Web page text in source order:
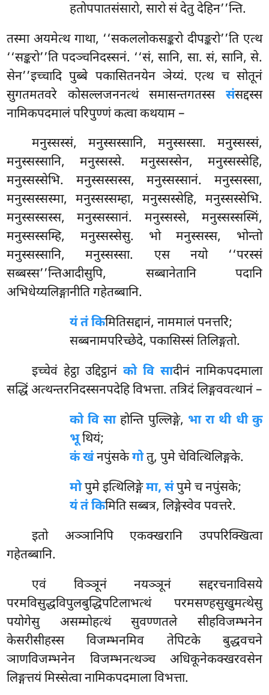
हतोपपातसंसारो, सारो सं देतु देहिन’’न्ति.
तस्मा अयमेत्थ गाथा, ‘‘सकललोकसङ्करो दीपङ्करो’’ति एत्थ
‘‘सङ्करो’’ति पदञ्चनिदस्सनं. ‘‘सं, सानि, सा. सं, सानि, से.
सेन’’इच्चादि पुब्बे पकासितनयेन ञेय्यं. एत्थ च सोतूनं
सुगतमतवरे कोसल्लजननत्थं समासन्तगतस्स संसद्दस्स
नामिकपदमालं परिपुण्णं कत्वा कथयाम –
मनुस्सस्सं, मनुस्सस्सानि, मनुस्सस्सा. मनुस्सस्सं,
मनुस्सस्सानि, मनुस्सस्से. मनुस्सस्सेन, मनुस्सस्सेहि,
मनुस्सस्सेभि. मनुस्सस्सस्स, मनुस्सस्सानं. मनुस्सस्सा,
मनुस्सस्सस्मा, मनुस्सस्सम्हा, मनुस्सस्सेहि, मनुस्सस्सेभि.
मनुस्सस्सस्स, मनुस्सस्सानं. मनुस्सस्से, मनुस्सस्सस्मिं,
मनुस्सस्सम्हि, मनुस्सस्सेसु. भो मनुस्सस्स, भोन्तो
मनुस्सस्सानि, मनुस्सस्सा. एस नयो ‘‘परस्सं
सब्बस्स’’न्तिआदीसुपि, सब्बानेतानि पदानि
अभिधेय्यलिङ्गानीति गहेतब्बानि.
यं तं किमितिसद्दानं, नाममालं पनत्तरि;
सब्बनामपरिच्छेदे, पकासिस्सं तिलिङ्गतो.
इच्चेवं हेट्ठा उद्दिट्ठानं को वि सादीनं नामिकपदमाला
सद्धिं अत्थन्तरनिदस्सनपदेहि विभत्ता. तत्रिदं लिङ्गववत्थानं –
को वि साहोन्ति पुल्लिङ्गे, भा रा थी धी कु
भूथियं;
कं खंनपुंसकेगोतु, पुमे चेवित्थिलिङ्गके.
मोपुमे इत्थिलिङ्गेमा, संपुमे च नपुंसके;
यं तं किमिति सब्बत्र, लिङ्गेस्वेव पवत्तरे.
इतो अञ्ञानिपि एकक्खरानि उपपरिक्खित्वा
गहेतब्बानि.
एवं विञ्ञूनं नयञ्ञूनं सद्दरचनाविसये
परमविसुद्धविपुलबुद्धिपटिलाभत्थं परमसण्हसुखुमत्थेसु
पयोगेसु असम्मोहत्थं सुवण्णतले सीहविजम्भनेन
केसरीसीहस्स विजम्भनमिव तेपिटके बुद्धवचने
ञाणविजम्भनेन विजम्भनत्थञ्च अधिकूनेकक्खरवसेन
लिङ्गत्तयं मिस्सेत्वा नामिकपदमाला विभत्ता.